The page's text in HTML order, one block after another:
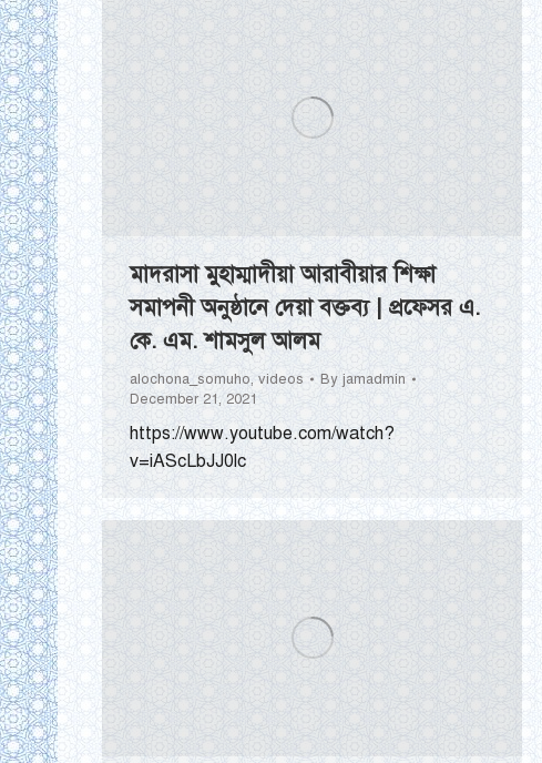
মাদরাসা মুহাম্মাদীয়া আরাবীয়ার শিক্ষা
সমাপনী অনুষ্ঠানে দেয়া বক্তব্য | প্রফেসর এ.
কে. এম. শামসুল আলম
alochona_somuho, videos By jamadmin
December 21, 2021
https://www.youtube.com/watch?
v=iAScLbJJ0lc